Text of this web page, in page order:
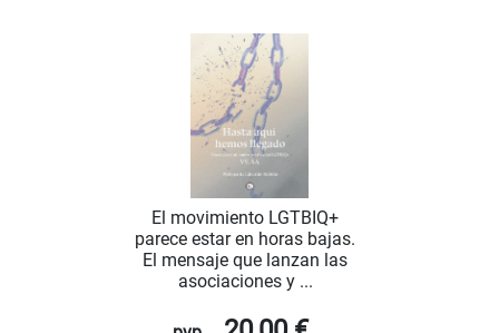
El movimiento LGTBIQ+
parece estar en horas bajas.
El mensaje que lanzan las
asociaciones y ...